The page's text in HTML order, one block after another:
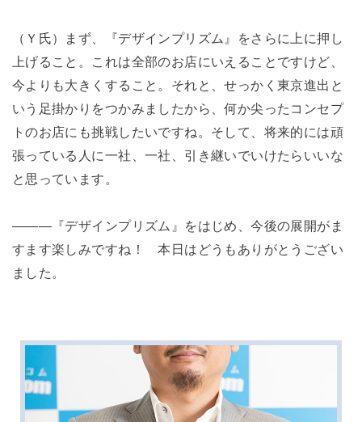
（Ｙ氏）まず、『デザインプリズム』をさらに上に押し
上げること。これは全部のお店にいえることですけど、
今よりも大きくすること。それと、せっかく東京進出と
いう足掛かりをつかみましたから、何か尖ったコンセプ
トのお店にも挑戦したいですね。そして、将来的には頑
張っている人に一社、一社、引き継いでいけたらいいな
と思っています。
―――『デザインプリズム』をはじめ、今後の展開がま
すます楽しみですね！ 本日はどうもありがとうござい
ました。